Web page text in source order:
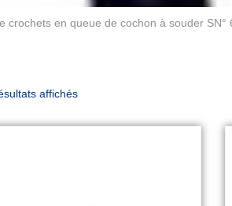
crochets en queue de cochon à souder SN°
affichés